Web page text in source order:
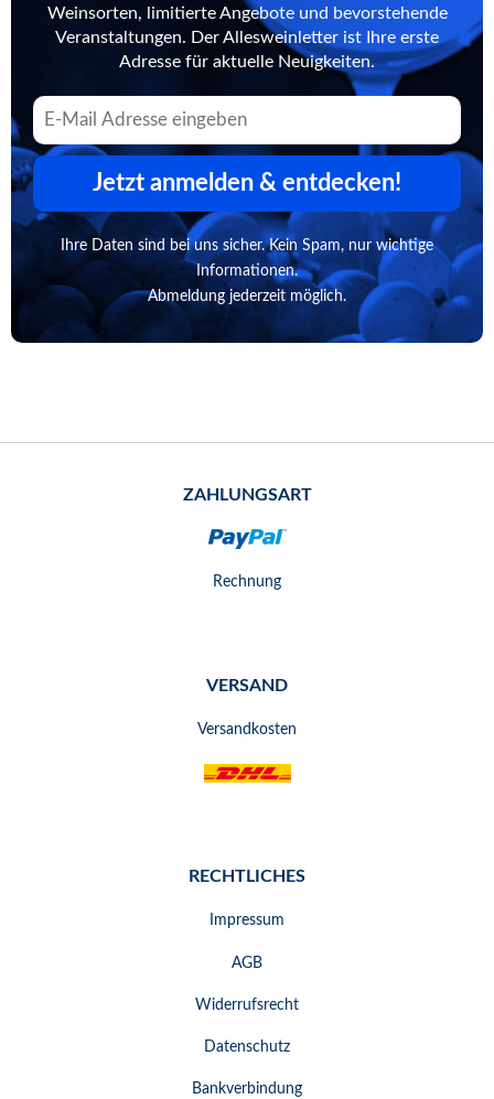
Weinsorten, limitierte Angebote und bevorstehende
Veranstaltungen. Der Allesweinletter ist Ihre erste
Adresse für aktuelle Neuigkeiten.
Jetzt anmelden & entdecken!
Ihre Daten sind bei uns sicher. Kein Spam, nur wichtige
Informationen.
Abmeldung jederzeit möglich.
ZAHLUNGSART
Rechnung
VERSAND
Versandkosten
RECHTLICHES
Impressum
AGB
Widerrufsrecht
Datenschutz
Bankverbindung